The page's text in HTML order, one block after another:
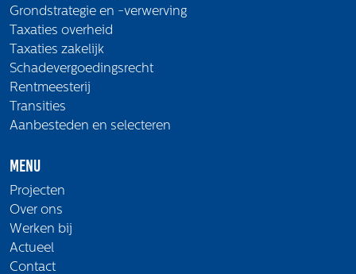
Grondstrategie en -verwerving
Taxaties overheid
Taxaties zakelijk
Schadevergoedingsrecht
Rentmeesterij
Transities
Aanbesteden en selecteren
Menu
Projecten
Over ons
Werken bij
Actueel
Contact